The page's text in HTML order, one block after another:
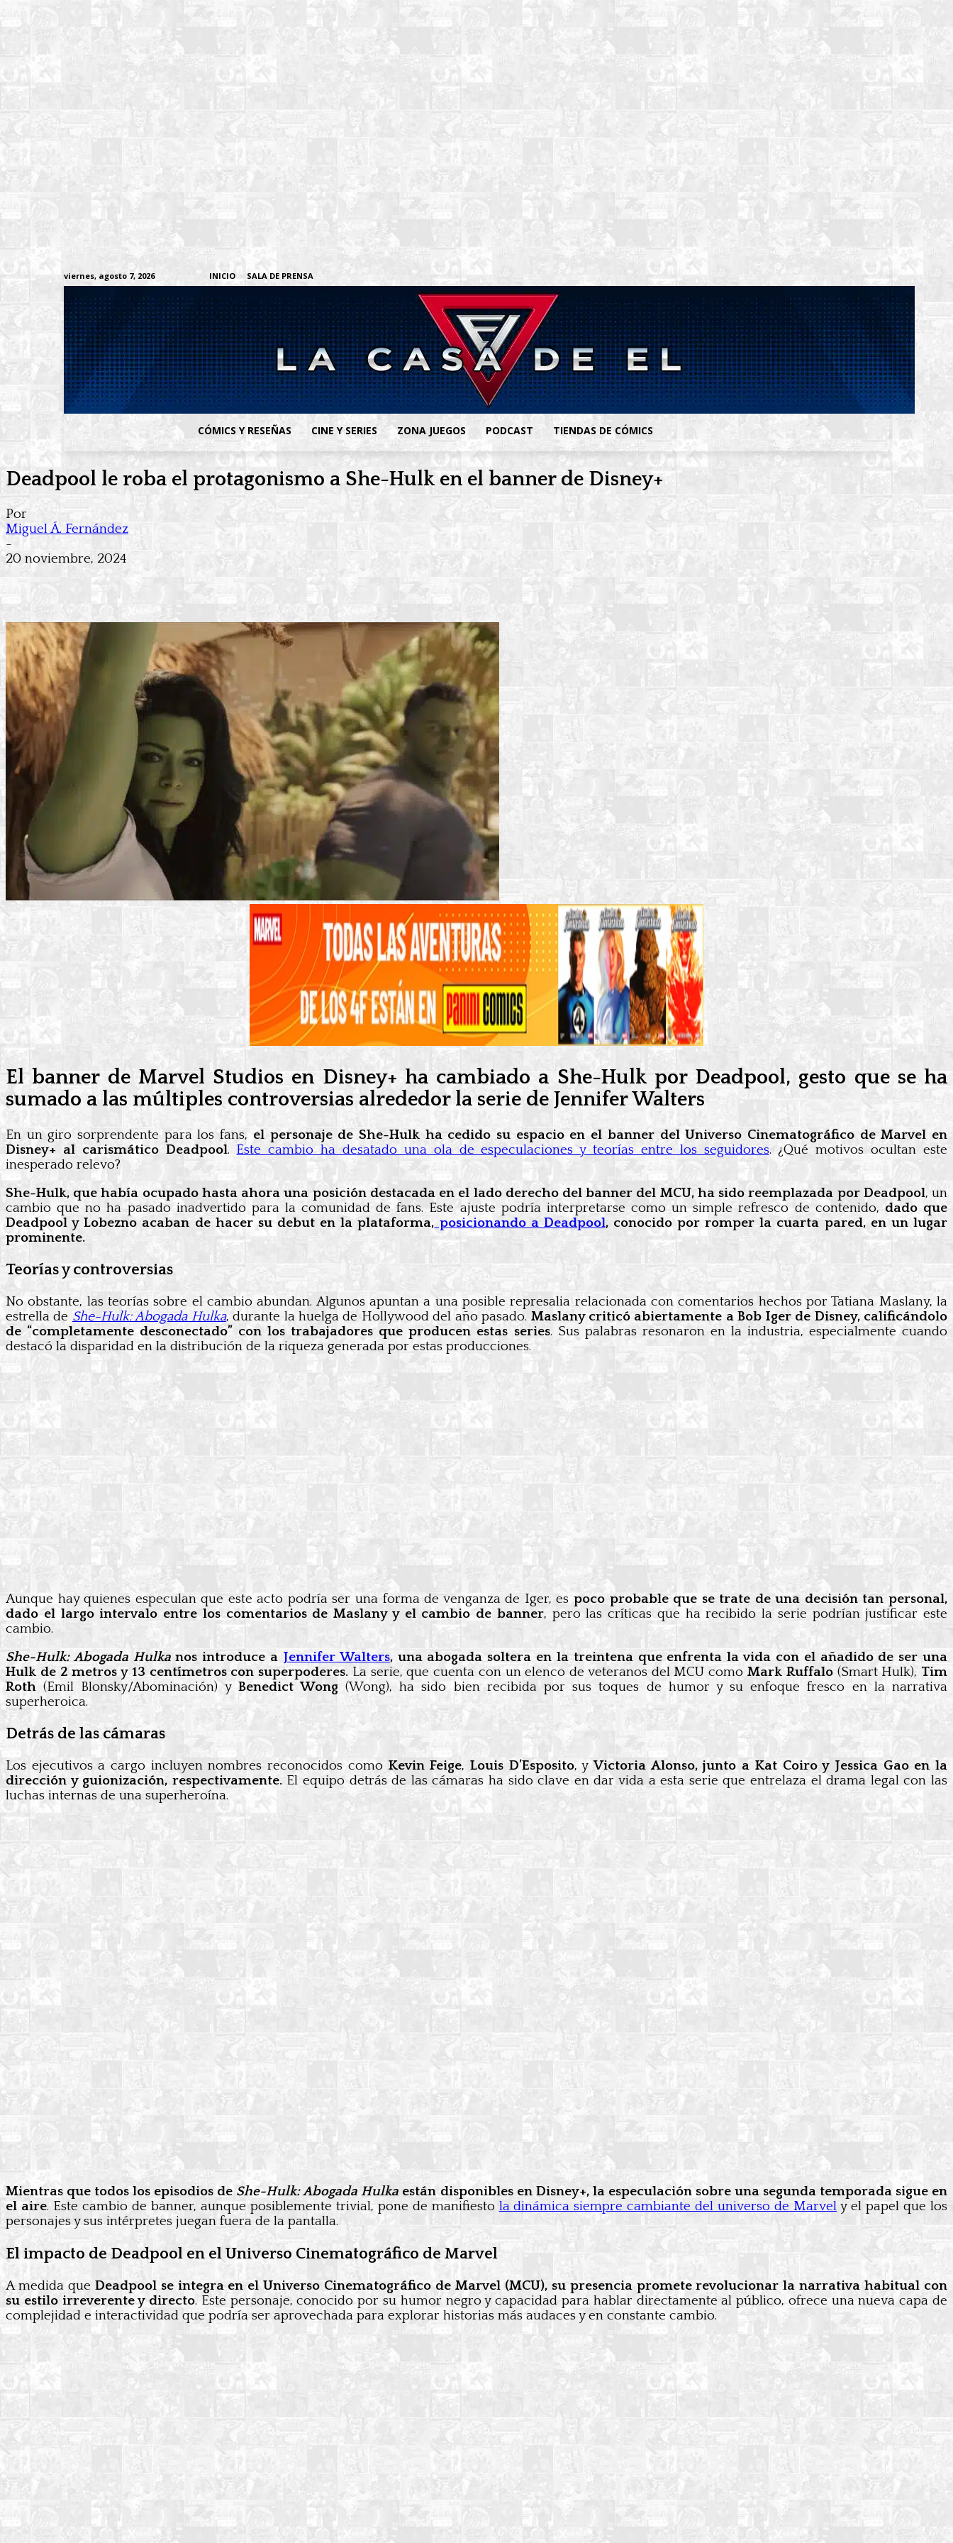
viernes, agosto 7, 2026 INICIO SALA DE PRENSA
CÓMICS Y RESEÑAS CINE Y SERIES ZONA JUEGOS PODCAST TIENDAS DE CÓMICS
Deadpool le roba el protagonismo a She-Hulk en el banner de Disney+
Por
Miguel Á. Fernández
-
20 noviembre, 2024
El banner de Marvel Studios en Disney+ ha cambiado a She-Hulk por Deadpool, gesto que se ha
sumado a las múltiples controversias alrededor la serie de Jennifer Walters
En un giro sorprendente para los fans, el personaje de She-Hulk ha cedido su espacio en el banner del Universo Cinematográfico de Marvel en
Disney+ al carismático Deadpool. Este cambio ha desatado una ola de especulaciones y teorías entre los seguidores. ¿Qué motivos ocultan este
inesperado relevo?
She-Hulk, que había ocupado hasta ahora una posición destacada en el lado derecho del banner del MCU, ha sido reemplazada por Deadpool, un
cambio que no ha pasado inadvertido para la comunidad de fans. Este ajuste podría interpretarse como un simple refresco de contenido,dado que
Deadpool y Lobezno acaban de hacer su debut en la plataforma, posicionando a Deadpool, conocido por romper la cuarta pared, en un lugar
prominente.
Teorías y controversias
No obstante, las teorías sobre el cambio abundan. Algunos apuntan a una posible represalia relacionada con comentarios hechos por Tatiana Maslany, la
estrella de She-Hulk: Abogada Hulka, durante la huelga de Hollywood del año pasado. Maslany criticó abiertamente a Bob Iger de Disney, calificándolo
de “completamente desconectado” con los trabajadores que producen estas series. Sus palabras resonaron en la industria, especialmente cuando
destacó la disparidad en la distribución de la riqueza generada por estas producciones.
Aunque hay quienes especulan que este acto podría ser una forma de venganza de Iger, espoco probable que se trate de una decisión tan personal,
dado el largo intervalo entre los comentarios de Maslany y el cambio de banner, pero las críticas que ha recibido la serie podrían justificar este
cambio.
She-Hulk: Abogada Hulkanos introduce a Jennifer Walters, una abogada soltera en la treintena que enfrenta la vida con el añadido de ser una
Hulk de 2 metros y 13 centímetros con superpoderes. La serie, que cuenta con un elenco de veteranos del MCU como Mark Ruffalo(Smart Hulk), Tim
Roth (Emil Blonsky/Abominación) y Benedict Wong(Wong), ha sido bien recibida por sus toques de humor y su enfoque fresco en la narrativa
superheroica.
Detrás de las cámaras
Los ejecutivos a cargo incluyen nombres reconocidos como Kevin Feige, Louis D’Esposito, yVictoria Alonso, junto a Kat Coiro y Jessica Gao en la
dirección y guionización, respectivamente.El equipo detrás de las cámaras ha sido clave en dar vida a esta serie que entrelaza el drama legal con las
luchas internas de una superheroína.
Mientras que todos los episodios de She-Hulk: Abogada Hulka están disponibles en Disney+, la especulación sobre una segunda temporada sigue en
el aire. Este cambio de banner, aunque posiblemente trivial, pone de manifiesto la dinámica siempre cambiante del universo de Marvel y el papel que los
personajes y sus intérpretes juegan fuera de la pantalla.
El impacto de Deadpool en el Universo Cinematográfico de Marvel
A medida que Deadpool se integra en el Universo Cinematográfico de Marvel (MCU), su presencia promete revolucionar la narrativa habitual con
su estilo irreverente y directo. Este personaje, conocido por su humor negro y capacidad para hablar directamente al público, ofrece una nueva capa de
complejidad e interactividad que podría ser aprovechada para explorar historias más audaces y en constante cambio.